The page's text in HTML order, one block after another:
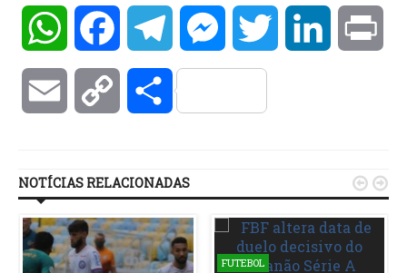
WhatsAppFacebookTelegramMessengerTwitter LinkedIn
Email Copy Compartilhar
NOTÍCIAS RELACIONADAS
FUTEBOL
 